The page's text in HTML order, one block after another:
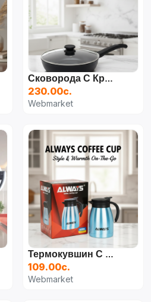
Сковорода С Крышкой , BAROLY 24СМ
230.00с.
Webmarket
Термокувшин С Ручкой
109.00с.
Webmarket